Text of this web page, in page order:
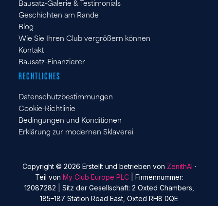
Bausatz-Galerie & Testimonials
Geschichten am Rande
Blog
Wie Sie Ihren Club vergrößern können
Kontakt
Bausatz-Finanzierer
RECHTLICHES
Datenschutzbestimmungen
Cookie-Richtlinie
Bedingungen und Konditionen
Erklärung zur modernen Sklaverei
Copyright © 2026 Erstellt und betrieben von ZenithAI ·
Teil von My Club Europe PLC| Firmennummer:
12087282 | Sitz der Gesellschaft: 2 Oxted Chambers,
185–187 Station Road East, Oxted RH8 0QE